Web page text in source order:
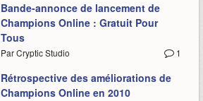
Bande-annonce de lancement de
Champions Online : Gratuit Pour
Tous
1
Par Cryptic Studio
Rétrospective des améliorations de
Champions Online en 2010